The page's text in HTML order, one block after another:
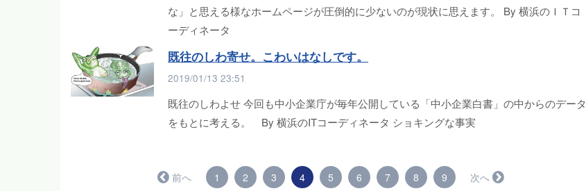
な」と思える様なホームページが圧倒的に少ないのが現状に思えます。 By 横浜のＩＴコ
ーディネータ
既往のしわ寄せ。こわいはなしです。
2019/01/13 23:51
既往のしわよせ 今回も中小企業庁が毎年公開している「中小企業白書」の中からのデータ
をもとに考える。 By 横浜のITコーディネータ ショキングな事実
← 前へ 1 2 3 4（こ 5 6 7 8 9 次へ →